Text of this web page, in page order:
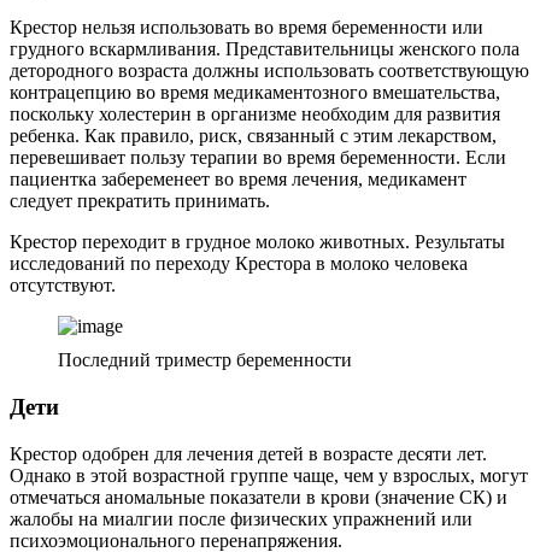
Крестор нельзя использовать во время беременности или
грудного вскармливания. Представительницы женского пола
детородного возраста должны использовать соответствующую
контрацепцию во время медикаментозного вмешательства,
поскольку холестерин в организме необходим для развития
ребенка. Как правило, риск, связанный с этим лекарством,
перевешивает пользу терапии во время беременности. Если
пациентка забеременеет во время лечения, медикамент
следует прекратить принимать.
Крестор переходит в грудное молоко животных. Результаты
исследований по переходу Крестора в молоко человека
отсутствуют.
Последний триместр беременности
Дети
Крестор одобрен для лечения детей в возрасте десяти лет.
Однако в этой возрастной группе чаще, чем у взрослых, могут
отмечаться аномальные показатели в крови (значение СК) и
жалобы на миалгии после физических упражнений или
психоэмоционального перенапряжения.